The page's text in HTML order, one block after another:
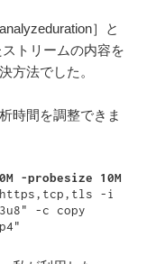
］と
ストリームの内容を
方法でした。
時間を調整できま
-probesize 10M
-i
-c copy